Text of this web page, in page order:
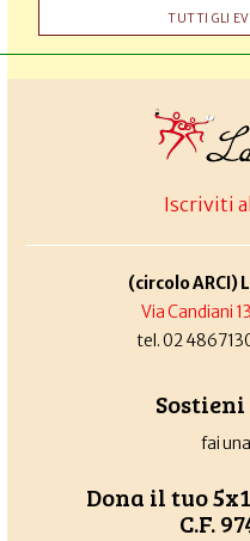
TUTTI GLI
Iscriviti
(circolo ARCI)
Via Candiani
tel. 02
fai una
Dona il tuo
C.F.